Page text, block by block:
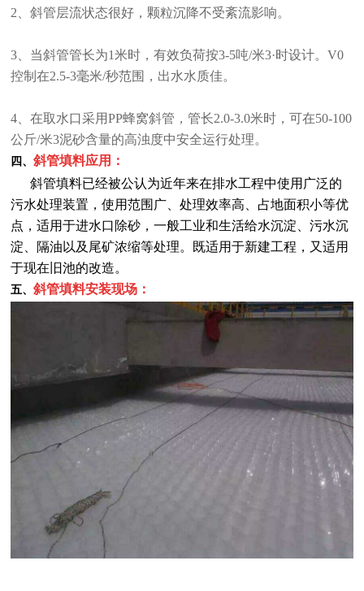
2、斜管层流状态很好，颗粒沉降不受紊流影响。
3、当斜管管长为1米时，有效负荷按3-5吨/米3·时设计。V0
控制在2.5-3毫米/秒范围，出水水质佳。
4、在取水口采用PP蜂窝斜管，管长2.0-3.0米时，可在50-100
公斤/米3泥砂含量的高浊度中安全运行处理。
四、斜管填料应用：
斜管填料已经被公认为近年来在排水工程中使用广泛的
污水处理装置，使用范围广、处理效率高、占地面积小等优
点，适用于进水口除砂，一般工业和生活给水沉淀、污水沉
淀、隔油以及尾矿浓缩等处理。既适用于新建工程，又适用
于现在旧池的改造。
五、斜管填料安装现场：